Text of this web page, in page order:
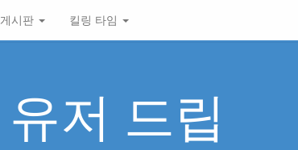
게시판 킬링 타임
유저 드립